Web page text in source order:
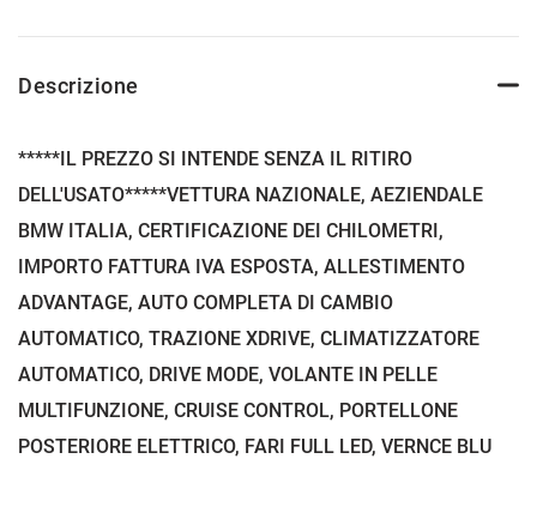
Descrizione
*****IL PREZZO SI INTENDE SENZA IL RITIRO
DELL'USATO*****VETTURA NAZIONALE, AEZIENDALE
BMW ITALIA, CERTIFICAZIONE DEI CHILOMETRI,
IMPORTO FATTURA IVA ESPOSTA, ALLESTIMENTO
ADVANTAGE, AUTO COMPLETA DI CAMBIO
AUTOMATICO, TRAZIONE XDRIVE, CLIMATIZZATORE
AUTOMATICO, DRIVE MODE, VOLANTE IN PELLE
MULTIFUNZIONE, CRUISE CONTROL, PORTELLONE
POSTERIORE ELETTRICO, FARI FULL LED, VERNCE BLU